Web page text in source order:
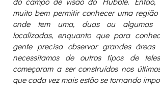
muito bem permitir conhecer uma
onde tem uma, duas ou algumas
localizadas, enquanto que para
gente precisa observar grandes
necessitamos de outros tipos de
começaram a ser construídos nos
que cada vez mais estão se tornando